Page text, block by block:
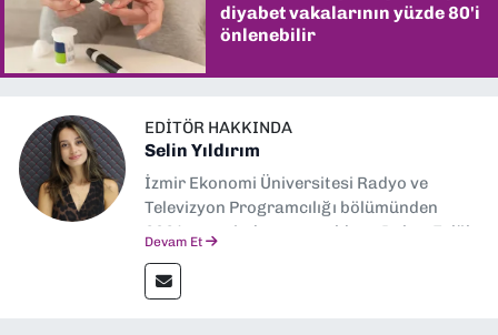
diyabet vakalarının yüzde 80'i
önlenebilir
EDITÖR HAKKINDA
Selin Yıldırım
İzmir Ekonomi Üniversitesi Radyo ve
Televizyon Programcılığı bölümünden
2024 senesinde mezun oldum. Dokuz Eylül
editörlük görevini de üstleniyorum.
Devam Et